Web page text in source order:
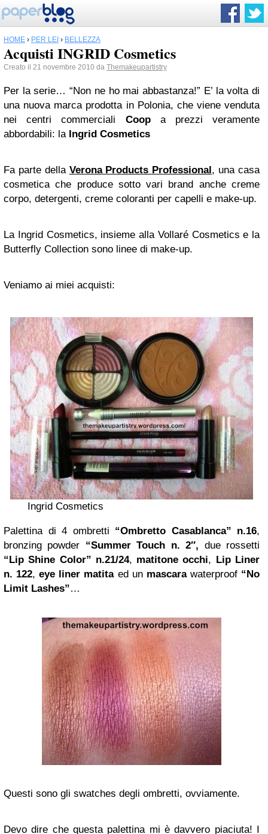
HOME › PER LEI › BELLEZZA
Acquisti INGRID Cosmetics
Creato il 21 novembre 2010 da Themakeupartistry
Per la serie… “Non ne ho mai abbastanza!” E’ la volta di
una nuova marca prodotta in Polonia, che viene venduta
nei centri commerciali Coopa prezzi veramente
abbordabili: la Ingrid Cosmetics
Fa parte della VeronaProducts Professional, una casa
cosmetica che produce sotto vari brand anche creme
corpo, detergenti, creme coloranti per capelli e make-up.
La Ingrid Cosmetics, insieme alla Vollaré Cosmetics e la
Butterfly Collection sono linee di make-up.
Veniamo ai miei acquisti:
Ingrid Cosmetics
Palettina di 4 ombretti “Ombretto Casablanca” n.16,
bronzing powder “Summer Touch n. 2″, due rossetti
“Lip Shine Color” n.21/24, matitone occhi, Lip Liner
n. 122,eye liner matitaed un mascarawaterproof “No
Limit Lashes”…
Questi sono gli swatches degli ombretti, ovviamente.
Devo dire che questa palettina mi è davvero piaciuta! I